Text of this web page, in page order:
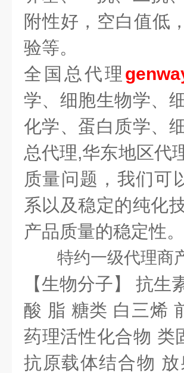
附性好，空白值低
验等。
全国总代理
学、细胞生物学、
化学、蛋白质学、
总代理,华东地区代
质量问题，我们可
系以及稳定的纯化
产品质量的稳定性。
特约一级代理商
【生物分子】 抗
酸 脂 糖类 白三烯
药理活性化合物 类
抗原载体结合物